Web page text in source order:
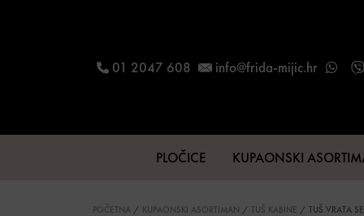
01 2047 608 info@frida-mijic.hr
Main NavigationPLOČICE KUPAONSKI
POČETNA / KUPAONSKI ASORTIMAN / TUŠ KABINE / TUŠ VRATA